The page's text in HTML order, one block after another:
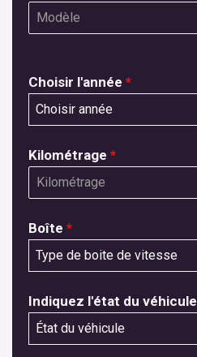
Choisir l'année *
Choisir année
Kilométrage *
Boîte *
Type de boite de vitesse
Indiquez l'état du véhicule
État du véhicule